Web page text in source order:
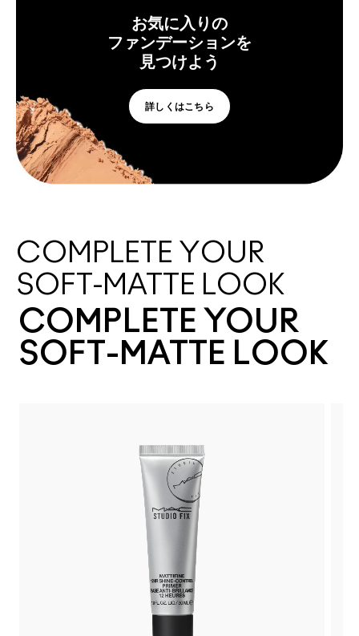
お気に入りの
ファンデーションを
見つけよう
詳しくはこちら
COMPLETE YOUR
SOFT-MATTE LOOK
COMPLETE YOUR
SOFT-MATTE LOOK